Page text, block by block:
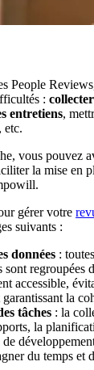
People
:
entretiens,
etc.
vous pouvez
la mise en
gérer votre
suivants :
données :
regroupées
accessible,
la
tâches : la
la
du temps et